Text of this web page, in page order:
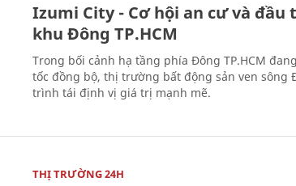
Izumi City - Cơ hội an cư và
khu Đông TP.HCM
Trong bối cảnh hạ tầng phía Đông TP.HCM
tốc đồng bộ, thị trường bất động sản ven sông
trình tái định vị giá trị mạnh mẽ.
THỊ TRƯỜNG 24H